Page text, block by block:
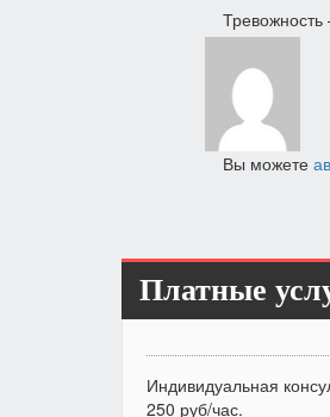
по
Вы можете
Платные
Индивидуальная
250 руб/час.